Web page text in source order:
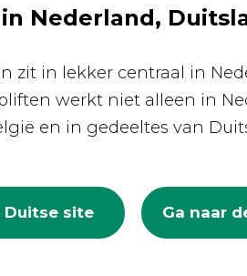
Nederland,
zit in lekker centraal in
werkt niet alleen in
en in gedeeltes van
Duitse site Ga naar